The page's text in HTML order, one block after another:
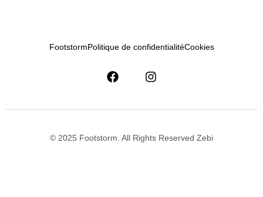
FootstormPolitique de confidentialitéCookies
© 2025 Footstorm. All Rights Reserved Zebi